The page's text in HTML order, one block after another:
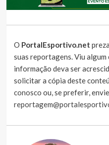
O PortalEsportivo.net
suas reportagens. Viu algum
informação deva ser
solicitar a cópia deste
conosco ou, se preferir,